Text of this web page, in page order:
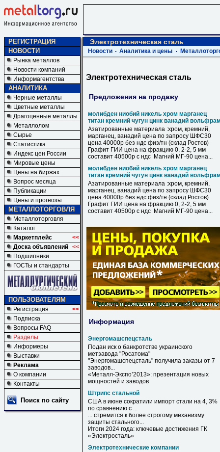
РЕГИСТРАЦИЯ
НОВОСТИ
Рынка металлов
Новости компаний
Информагентства
АНАЛИТИКА
Черные металлы
Цветные металлы
Драгоценные металлы
Металлолом
Сырье
Статистика
Индекс цен России
Мировые цены
Цены на биржах
Вопрос месяца
Публикации
Цены и прогнозы
МЕТАЛЛОТОРГОВЛЯ
Металлоторговля
Каталог
Маркетплейс
<<
Доска объявлений <<
Подшипники
ГОСТы и стандарты
ПОЛЬЗОВАТЕЛЯМ
Регистрация
<<
Подписка
Вопросы FAQ
Разделы
Информеры
Выставки
Реклама
О компании
Контакты
Поиск по сайту
Электротехническая сталь
Новости Аналитика и цены
Электротехническая сталь
Предложения на продажу
молибден ниобий никель хром марганец
титан кремний чугун цинк ванадий
Азатированные материала :хром, кремний,
марганец, ванадий цена по запросу ШФС30
цена 40000р без ндс физ/тн (склад Ростов)
Графит ГИИ цена на фракцию 0, 2-2, 5 мм
составит 40500р с ндс Магний МГ-90 цена...
молибден ниобий никель хром марганец
титан кремний чугун цинк ванадий
Азатированные материала :хром, кремний,
марганец, ванадий цена по запросу ШФС30
цена 40000р без ндс физ/тн (склад Ростов)
Графит ГИИ цена на фракцию 0, 2-2, 5 мм
составит 40500р с ндс Магний МГ-90 цена...
Информация
Энергомашспецсталь
Подан иск о банкротстве украинского
метзавода "Росатома"
"Энергомашспецсталь" получила заказы от 7
заводов...
«Металл-Экспо’2013»: презентация новых
мощностей и заводов
Штрипс стальной
США в июне сократили импорт стали на 4, 3%
по сравнению с ...
... стремится к более строгому механизму
защиты стального...
Итоги 2024 года: ключевые достижения ГК
«Электросталь»
Электротехнические компании